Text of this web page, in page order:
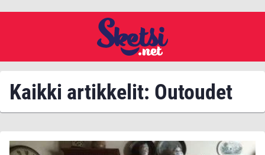
Kaikki artikkelit: Outoudet